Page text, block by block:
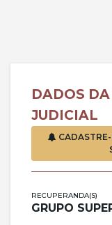
Rua Duque de
Centro, Santa Maria/
DADOS DA
JUDICIAL
RECUPERANDA(S)
GRUPO